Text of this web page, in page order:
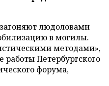
людоловами
в могилы.
методами»,
работы Петербургского
форума,